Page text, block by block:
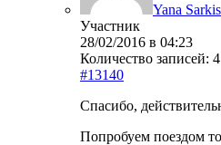
Yana
Участник
28/02/2016 в 04:23
Количество записей: 4
#13140
Спасибо,
Попробуем поездом